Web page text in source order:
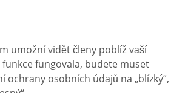
umožní vidět členy poblíž vaší
fungovala, budete muset
ochrany osobních údajů na „blízký“,